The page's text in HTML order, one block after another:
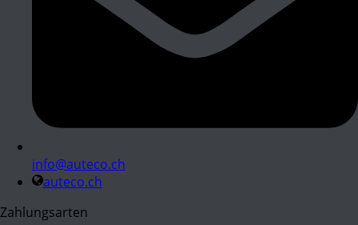
info@auteco.ch
auteco.ch
Zahlungsarten